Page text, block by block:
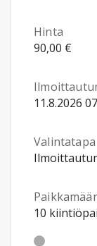
Hinta
90,00 €
11.8.2026
Valintatapa
10